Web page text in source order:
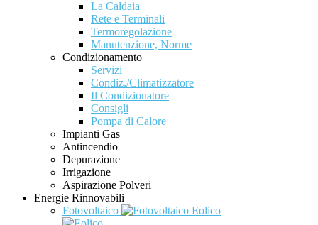
La Caldaia
Rete e Terminali
Termoregolazione
Manutenzione, Norme
Condizionamento
Servizi
Condiz./Climatizzatore
Il Condizionatore
Consigli
Pompa di Calore
Impianti Gas
Antincendio
Depurazione
Irrigazione
Aspirazione Polveri
Energie Rinnovabili
Fotovoltaico
Eolico